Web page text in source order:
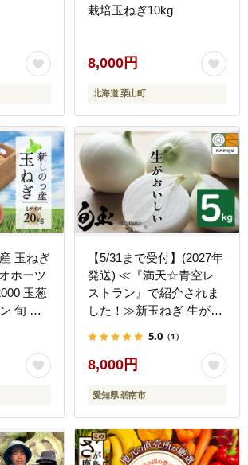
栽培玉ねぎ10kg
8,000円
北海道 栗山町
玉ねぎ
ホーツ
玉葱
旬 ス
キロ 国
【5/31まで受付】(2027年
発送) ≪『満天☆青空レ
ストラン』で紹介されま
した！≫新玉ねぎ 生がお
ド玉ねぎ「旬玉」5㎏ ブ
ランド玉ねぎ 玉ねぎ 国産
愛知県産 野菜 やさい 農
家直送 畑直送 旬 期間限
定 たまねぎ 旬 特産 高評
価 高リピート 人気 H105-
220
5.0 （1）
8,000円
愛知県 碧南市